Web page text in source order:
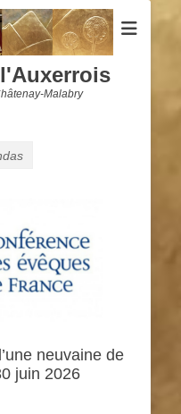
Malabry
neuvaine de
juin 2026